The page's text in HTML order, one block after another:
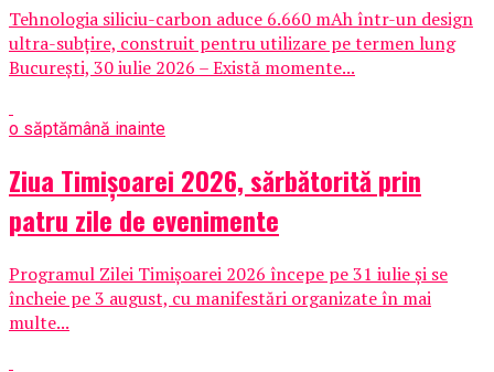
Tehnologia siliciu-carbon aduce 6.660 mAh într-un design
ultra-subțire, construit pentru utilizare pe termen lung
București, 30 iulie 2026 – Există momente...
o săptămână inainte
Ziua Timișoarei 2026, sărbătorită prin
patru zile de evenimente
Programul Zilei Timișoarei 2026 începe pe 31 iulie și se
încheie pe 3 august, cu manifestări organizate în mai
multe...